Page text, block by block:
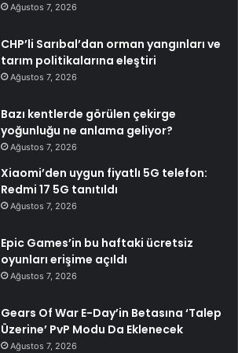
Ağustos 7, 2026
CHP’li Sarıbal’dan orman yangınları ve
tarım politikalarına eleştiri
Ağustos 7, 2026
Bazı kentlerde görülen çekirge
yoğunluğu ne anlama geliyor?
Ağustos 7, 2026
Xiaomi’den uygun fiyatlı 5G telefon:
Redmi 17 5G tanıtıldı
Ağustos 7, 2026
Epic Games’in bu haftaki ücretsiz
oyunları erişime açıldı
Ağustos 7, 2026
Gears Of War E-Day’in Betasına ‘Talep
Üzerine’ PvP Modu Da Eklenecek
Ağustos 7, 2026